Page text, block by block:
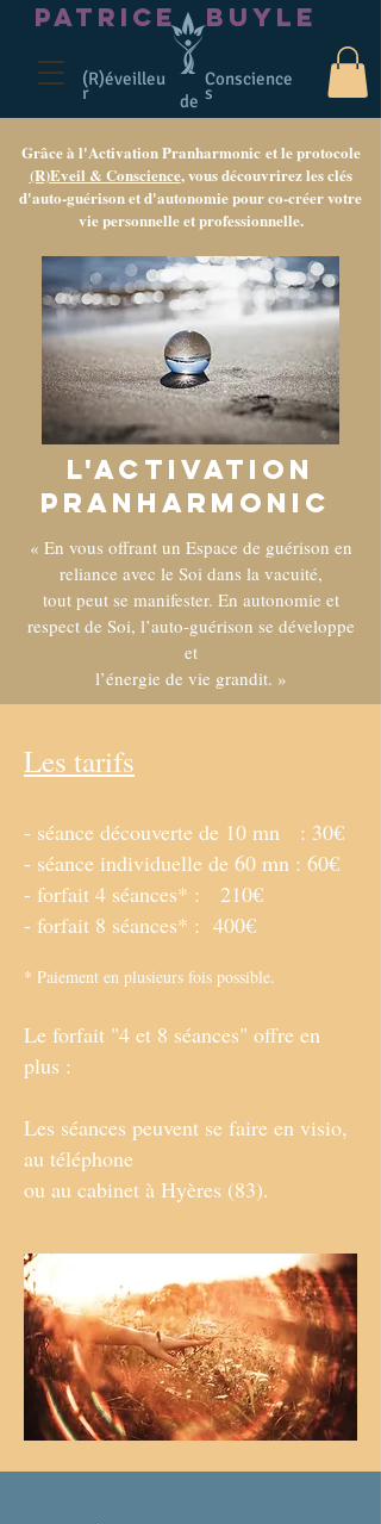
BUYLE
PATRICE
(R)éveilleu
r
Conscience
s
de
Grâce à l'Activation Pranharmonic et le protocole
(R)Eveil & Conscience, vous découvrirez les clés
d'auto-guérison et d'autonomie pour co-créer votre
vie personnelle et professionnelle.
L'activation
pranharmonic
« En vous offrant un Espace de guérison en
reliance avec le Soi dans la vacuité,
tout peut se manifester. En autonomie et
respect de Soi, l’auto-guérison se développe
et
l’énergie de vie grandit. »
Les tarifs
- séance découverte de 10 mn : 30€
- séance individuelle de 60 mn : 60€
- forfait 4 séances* : 210€
- forfait 8 séances* : 400€
* Paiement en plusieurs fois possible.
Le forfait "4 et 8 séances" offre en
plus :
Les séances peuvent se faire en visio,
au téléphone
ou au cabinet à Hyères (83).